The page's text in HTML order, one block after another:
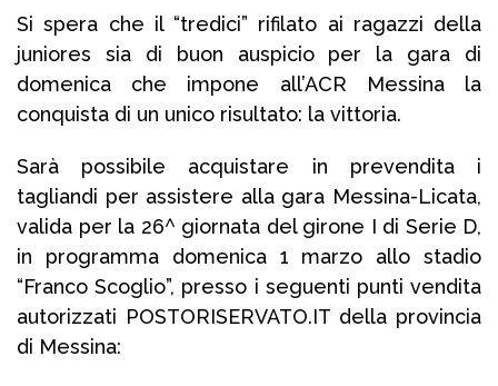
Si spera che il “tredici” rifilato ai ragazzi della
juniores sia di buon auspicio per la gara di
domenica che impone all’ACR Messina la
conquista di un unico risultato: la vittoria.
Sarà possibile acquistare in prevendita i
tagliandi per assistere alla gara Messina-Licata,
valida per la 26^ giornata del girone I di Serie D,
in programma domenica 1 marzo allo stadio
“Franco Scoglio”, presso i seguenti punti vendita
autorizzati POSTORISERVATO.IT della provincia
di Messina: